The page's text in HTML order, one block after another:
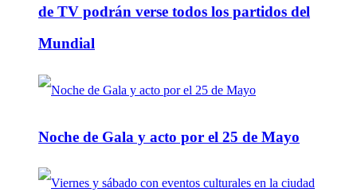
de TV podrán verse todos los partidos del
Mundial
Noche de Gala y acto por el 25 de Mayo